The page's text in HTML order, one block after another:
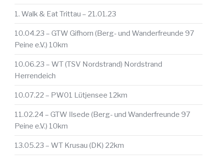
1. Walk & Eat Trittau – 21.01.23
10.04.23 – GTW Gifhorn (Berg- und Wanderfreunde 97
Peine e.V.) 10km
10.06.23 – WT (TSV Nordstrand) Nordstrand
Herrendeich
10.07.22 – PW01 Lütjensee 12km
11.02.24 – GTW Ilsede (Berg- und Wanderfreunde 97
Peine e.V.) 10km
13.05.23 – WT Krusau (DK) 22km